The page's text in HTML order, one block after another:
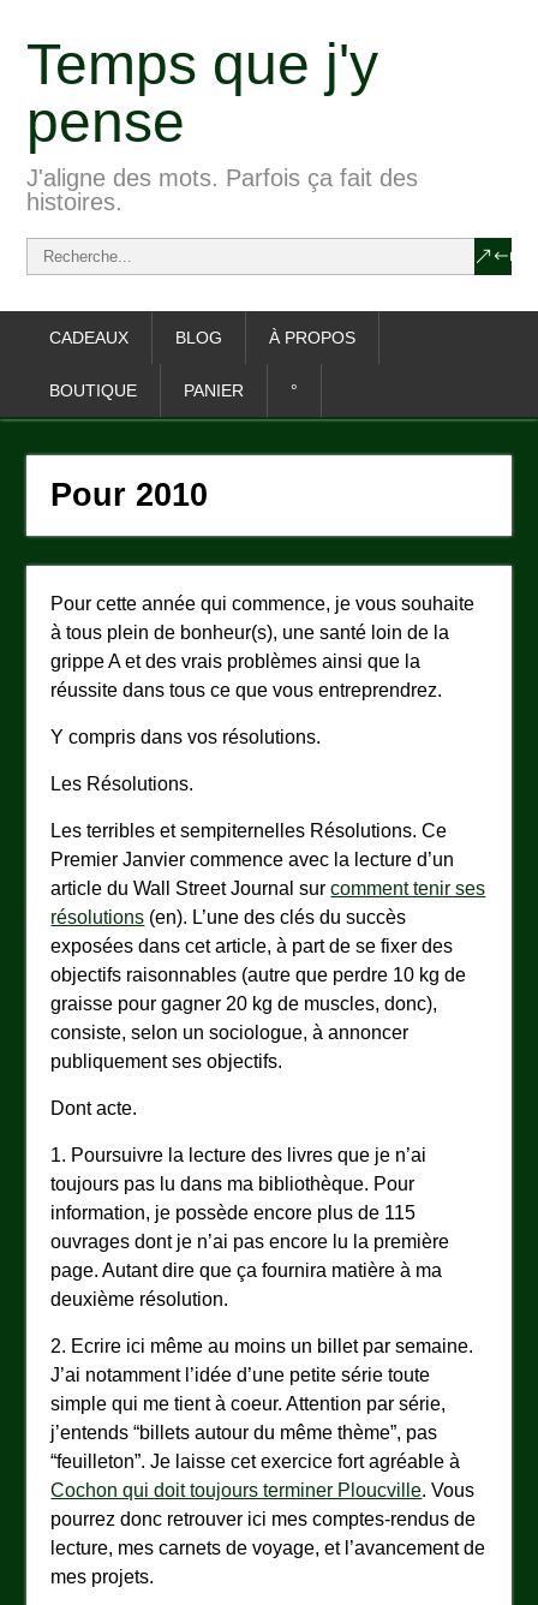
Temps que j'y
pense
J'aligne des mots. Parfois ça fait des
histoires.
CADEAUX BLOG À PROPOS
BOUTIQUE PANIER °
Pour 2010
Pour cette année qui commence, je vous souhaite
à tous plein de bonheur(s), une santé loin de la
grippe A et des vrais problèmes ainsi que la
réussite dans tous ce que vous entreprendrez.
Y compris dans vos résolutions.
Les Résolutions.
Les terribles et sempiternelles Résolutions. Ce
Premier Janvier commence avec la lecture d’un
article du Wall Street Journal surcomment tenir ses
résolutions (en). L’une des clés du succès
exposées dans cet article, à part de se fixer des
objectifs raisonnables (autre que perdre 10 kg de
graisse pour gagner 20 kg de muscles, donc),
consiste, selon un sociologue, à annoncer
publiquement ses objectifs.
Dont acte.
1. Poursuivre la lecture des livres que je n’ai
toujours pas lu dans ma bibliothèque. Pour
information, je possède encore plus de 115
ouvrages dont je n’ai pas encore lu la première
page. Autant dire que ça fournira matière à ma
deuxième résolution.
2. Ecrire ici même au moins un billet par semaine.
J’ai notamment l’idée d’une petite série toute
simple qui me tient à coeur. Attention par série,
j’entends “billets autour du même thème”, pas
“feuilleton”. Je laisse cet exercice fort agréable à
Cochon qui doit toujours terminer Ploucville. Vous
pourrez donc retrouver ici mes comptes-rendus de
lecture, mes carnets de voyage, et l’avancement de
mes projets.